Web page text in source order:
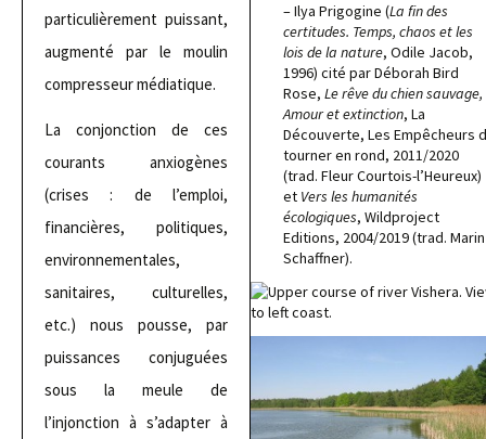
particulièrement puissant,
augmenté par le moulin
compresseur médiatique.
La conjonction de ces
courants anxiogènes
(crises : de l’emploi,
financières, politiques,
environnementales,
sanitaires, culturelles,
etc.) nous pousse, par
puissances conjuguées
sous la meule de
l’injonction à s’adapter à
– Ilya Prigogine (La fin des
certitudes. Temps, chaos et les
lois de la nature, Odile Jacob,
1996) cité par Déborah Bird
Rose, Le rêve du chien sauvage,
Amour et extinction, La
Découverte, Les Empêcheurs
tourner en rond, 2011/2020
(trad. Fleur Courtois-l’Heureux)
et Vers les humanités
écologiques, Wildproject
Editions, 2004/2019 (trad. Marin
Schaffner).